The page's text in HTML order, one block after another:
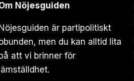
Nöjesguiden
Nöjesguiden är partipolitiskt
men du kan alltid lita
att vi brinner för